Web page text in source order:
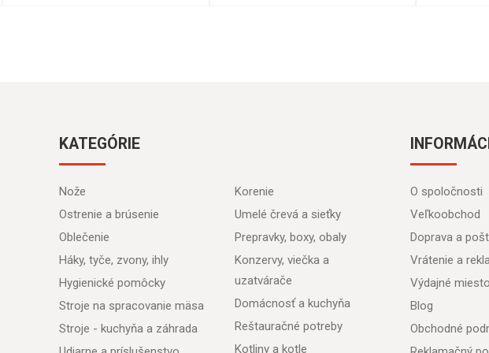
KATEGÓRIE
Nože
Ostrenie a brúsenie
Oblečenie
Háky, tyče, zvony, ihly
Hygienické pomôcky
Stroje na spracovanie mäsa
Stroje - kuchyňa a záhrada
Korenie
Umelé črevá a sieťky
Prepravky, boxy, obaly
Konzervy, viečka a
uzatvárače
Domácnosť a kuchyňa
Reštauračné potreby
Kotliny a kotle
O spoločnosti
Veľkoobchod
Doprava a
Vrátenie a
Výdajné miesto
Blog
Obchodné